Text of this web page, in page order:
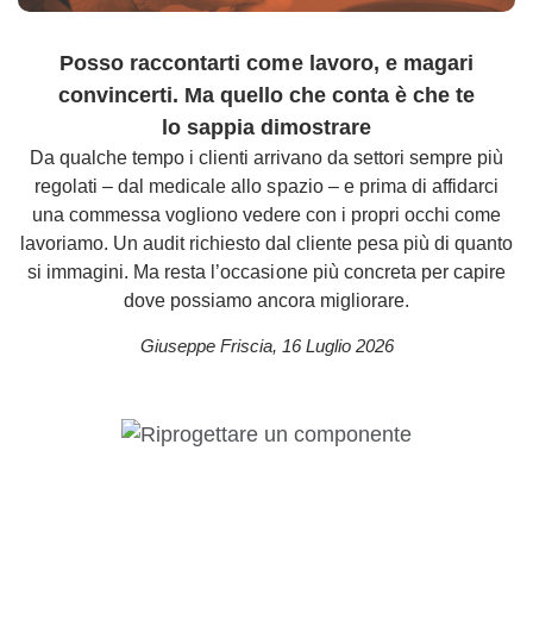
Posso raccontarti come lavoro, e magari
convincerti. Ma quello che conta è che te
lo sappia dimostrare
Da qualche tempo i clienti arrivano da settori sempre più
regolati – dal medicale allo spazio – e prima di affidarci
una commessa vogliono vedere con i propri occhi come
lavoriamo. Un audit richiesto dal cliente pesa più di quanto
si immagini. Ma resta l’occasione più concreta per capire
dove possiamo ancora migliorare.
Giuseppe Friscia, 16 Luglio 2026